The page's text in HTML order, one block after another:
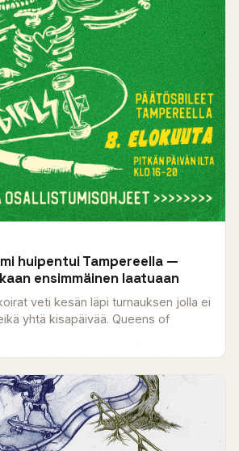
huipentui Tampereella —
ensimmäinen laatuaan
veti kesän läpi turnauksen jolla ei
yhtä kisapäivää. Queens of